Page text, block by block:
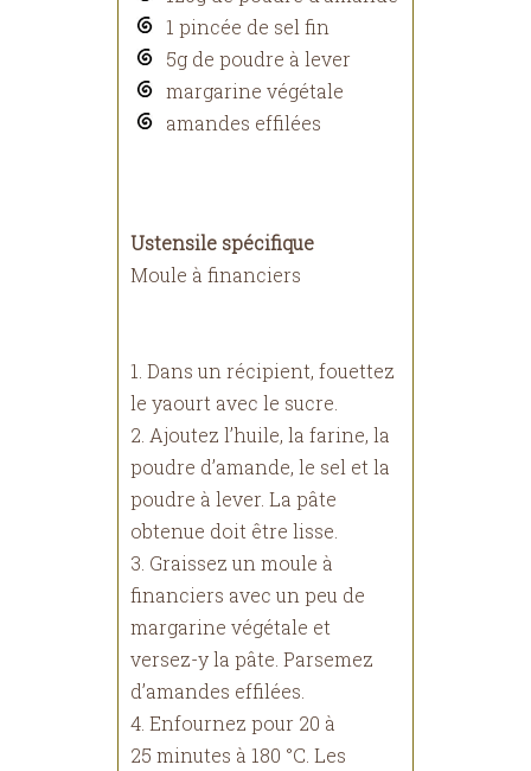
1 pincée de sel fin
5g de poudre à lever
margarine végétale
amandes effilées
Ustensile spécifique
Moule à financiers
1. Dans un récipient, fouettez
le yaourt avec le sucre.
2. Ajoutez l’huile, la farine, la
poudre d’amande, le sel et la
poudre à lever. La pâte
obtenue doit être lisse.
3. Graissez un moule à
financiers avec un peu de
margarine végétale et
versez-y la pâte. Parsemez
d’amandes effilées.
4. Enfournez pour 20 à
25 minutes à 180 °C. Les